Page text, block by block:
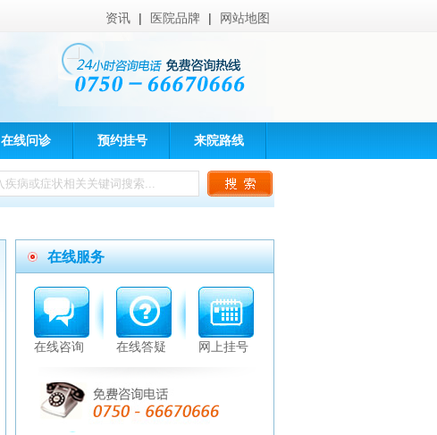
资讯 | 医院品牌 | 网站地图
在线问诊 预约挂号 来院路线
在线服务
在线咨询 在线答疑 网上挂号